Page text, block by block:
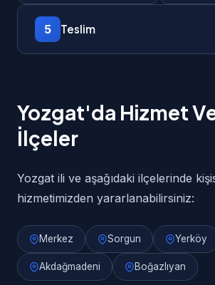
5 Teslim
Yozgat'da Hizmet
İlçeler
Yozgat ili ve aşağıdaki ilçelerinde
hizmetimizden yararlanabilirsiniz:
Merkez Sorgun Yerköy
Akdağmadeni Boğazlıyan